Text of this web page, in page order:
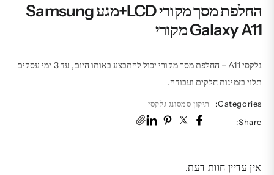
החלפת מסך מקורי LCD+מגע Samsung
Galaxy A11 מקורי
גלקסי A11 – החלפת מסך מקורי יכול להתבצע באותו היום, עד 3 ימי עסקים
תלוי בזמינות חלקים ועבודה.
Categories:
תיקון סמסונג גלקסי
Share:
אין עדיין חוות דעת.